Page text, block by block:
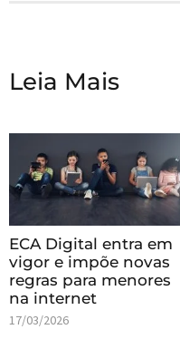
Leia Mais
ECA Digital entra em
vigor e impõe novas
regras para menores
na internet
17/03/2026